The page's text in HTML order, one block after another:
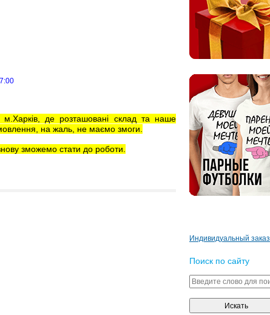
де розташовані склад та наше
на жаль, не маємо змоги.
зможемо стати до роботи.
Индивидуальный заказ
Поиск по сайту